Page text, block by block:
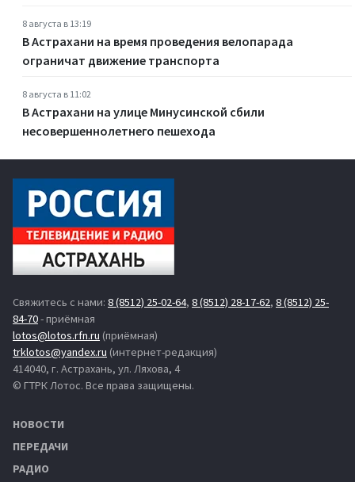
8 августа в 13:19
В Астрахани на время проведения велопарада
ограничат движение транспорта
8 августа в 11:02
В Астрахани на улице Минусинской сбили
несовершеннолетнего пешехода
Свяжитесь с нами: 8 (8512) 25-02-64, 8 (8512) 28-17-62, 8 (8512) 25-
84-70- приёмная
lotos@lotos.rfn.ru (приёмная)
trklotos@yandex.ru (интернет-редакция)
414040, г. Астрахань, ул. Ляхова, 4
© ГТРК Лотос. Все права защищены.
НОВОСТИ
ПЕРЕДАЧИ
РАДИО